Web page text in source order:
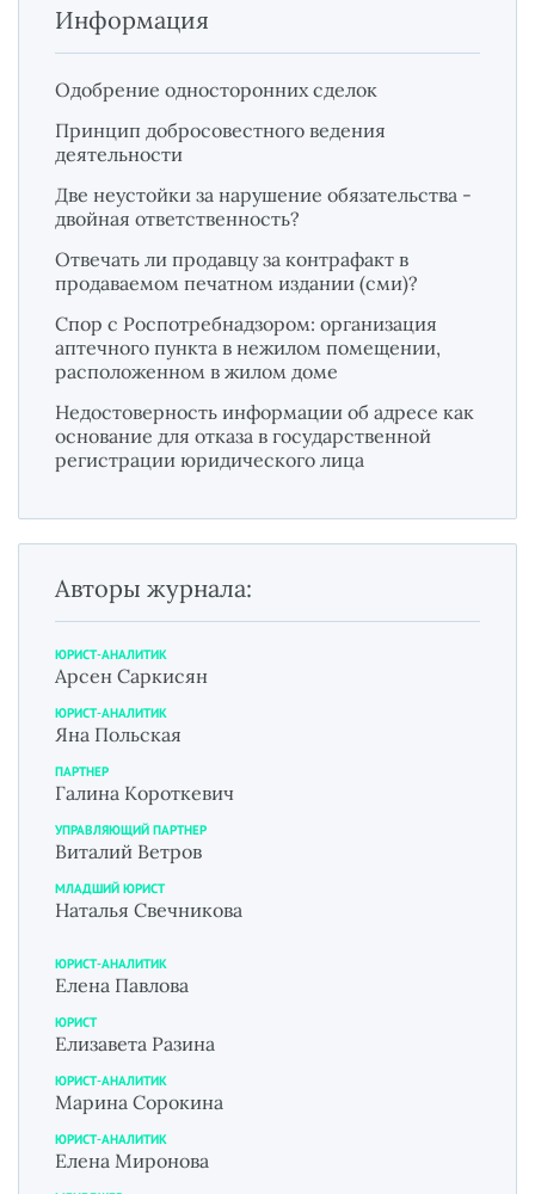
Информация
Одобрение односторонних сделок
Принцип добросовестного ведения
деятельности
Две неустойки за нарушение обязательства -
двойная ответственность?
Отвечать ли продавцу за контрафакт в
продаваемом печатном издании (сми)?
Спор с Роспотребнадзором: организация
аптечного пункта в нежилом помещении,
расположенном в жилом доме
Недостоверность информации об адресе как
основание для отказа в государственной
регистрации юридического лица
Авторы журнала:
ЮРИСТ-АНАЛИТИК
Арсен Саркисян
ЮРИСТ-АНАЛИТИК
Яна Польская
ПАРТНЕР
Галина Короткевич
УПРАВЛЯЮЩИЙ ПАРТНЕР
Виталий Ветров
МЛАДШИЙ ЮРИСТ
Наталья Свечникова
ЮРИСТ-АНАЛИТИК
Елена Павлова
ЮРИСТ
Елизавета Разина
ЮРИСТ-АНАЛИТИК
Марина Сорокина
ЮРИСТ-АНАЛИТИК
Елена Миронова